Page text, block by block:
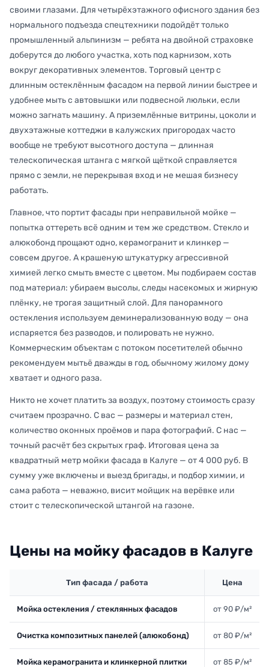
своими глазами. Для четырёхэтажного офисного здания без
нормального подъезда спецтехники подойдёт только
промышленный альпинизм — ребята на двойной страховке
доберутся до любого участка, хоть под карнизом, хоть
вокруг декоративных элементов. Торговый центр с
длинным остеклённым фасадом на первой линии быстрее и
удобнее мыть с автовышки или подвесной люльки, если
можно загнать машину. А приземлённые витрины, цоколи и
двухэтажные коттеджи в калужских пригородах часто
вообще не требуют высотного доступа — длинная
телескопическая штанга с мягкой щёткой справляется
прямо с земли, не перекрывая вход и не мешая бизнесу
работать.
Главное, что портит фасады при неправильной мойке —
попытка оттереть всё одним и тем же средством. Стекло и
алюкобонд прощают одно, керамогранит и клинкер —
совсем другое. А крашеную штукатурку агрессивной
химией легко смыть вместе с цветом. Мы подбираем состав
под материал: убираем высолы, следы насекомых и жирную
плёнку, не трогая защитный слой. Для панорамного
остекления используем деминерализованную воду — она
испаряется без разводов, и полировать не нужно.
Коммерческим объектам с потоком посетителей обычно
рекомендуем мытьё дважды в год, обычному жилому дому
хватает и одного раза.
Никто не хочет платить за воздух, поэтому стоимость сразу
считаем прозрачно. С вас — размеры и материал стен,
количество оконных проёмов и пара фотографий. С нас —
точный расчёт без скрытых граф. Итоговая цена за
квадратный метр мойки фасада в Калуге — от 4 000 руб. В
сумму уже включены и выезд бригады, и подбор химии, и
сама работа — неважно, висит мойщик на верёвке или
стоит с телескопической штангой на газоне.
Цены на мойку фасадов в Калуге
Тип фасада / работа Цена
Мойка остекления / стеклянных фасадов от 90 ₽/м²
Очистка композитных панелей (алюкобонд) от 80 ₽/м²
Мойка керамогранита и клинкерной плитки от 85 ₽/м²